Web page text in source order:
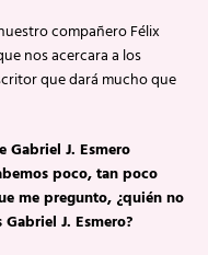
compañero Félix
nos acercara a los
que dará mucho que
Gabriel J. Esmero
poco, tan poco
me pregunto, ¿quién no
Gabriel J. Esmero?